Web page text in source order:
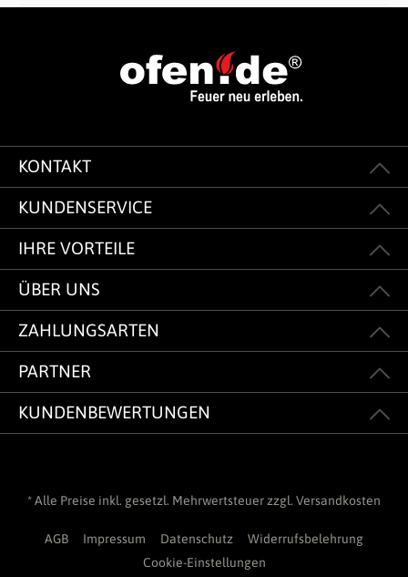
KONTAKT
KUNDENSERVICE
IHRE VORTEILE
ÜBER UNS
ZAHLUNGSARTEN
PARTNER
KUNDENBEWERTUNGEN
* Alle Preise inkl. gesetzl. Mehrwertsteuer zzgl. Versandkosten
AGB Impressum Datenschutz
Widerrufsbelehrung
Cookie-Einstellungen